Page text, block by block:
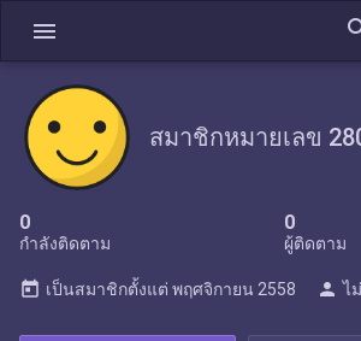
menu
สมาชิกหมายเลข
0
กำลังติดตาม
0
ผู้ติดตาม
today เป็นสมาชิกตั้งแต่ พฤศจิกายน 2558 person ไ